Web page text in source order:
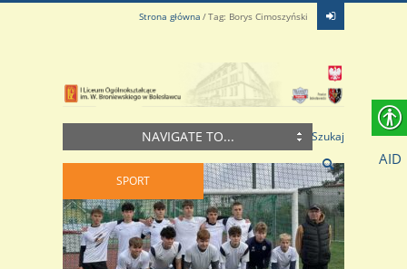
Strona główna Tag: Borys Cimoszyński
NAVIGATE TO... Szukaj
SPORT
AID